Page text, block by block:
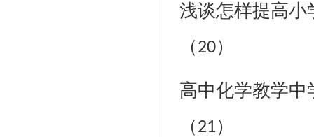
浅谈怎样提高小
（ 20）
高中化学教学
（ 21 ）